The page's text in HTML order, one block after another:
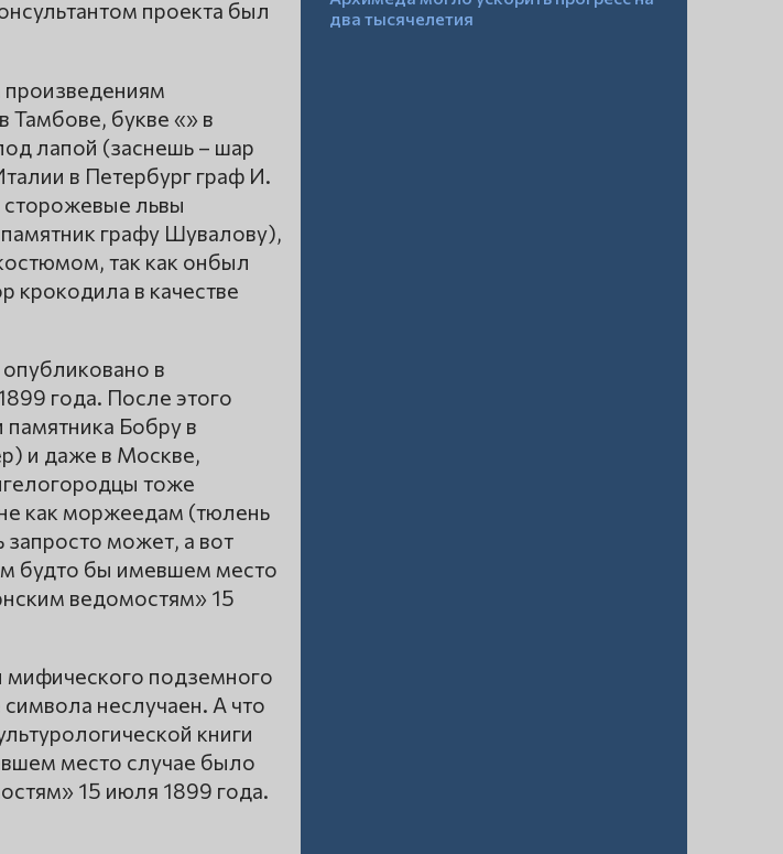
проекта был
произведениям
Тамбове, букве «» в
лапой (заснешь – шар
в Петербург граф И.
львы
графу Шувалову),
так как онбыл
крокодила в качестве
в
года. После этого
Бобру в
и даже в Москве,
тоже
как моржеедам (тюлень
может, а вот
будто бы имевшем место
ведомостям» 15
мифического подземного
неслучаен. А что
книги
место случае было
15 июля 1899 года.
два тысячелетия